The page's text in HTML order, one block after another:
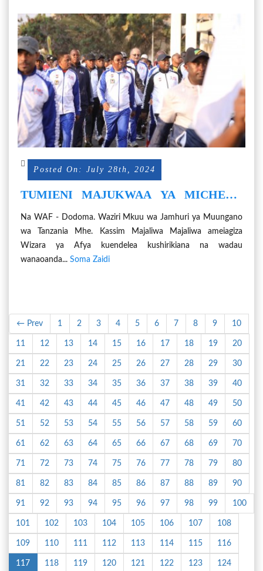
Posted On: July 28th, 2024
TUMIENI MAJUKWAA YA MICHEZO
Na WAF - Dodoma. Waziri Mkuu wa Jamhuri ya Muungano
wa Tanzania Mhe. Kassim Majaliwa Majaliwa ameiagiza
Wizara ya Afya kuendelea kushirikiana na wadau
wanaoanda... Soma Zaidi
← Prev 1 2 3 4 5 6 7 8 9 10
11 12 13 14 15 16 17 18 19 20
21 22 23 24 25 26 27 28 29 30
31 32 33 34 35 36 37 38 39 40
41 42 43 44 45 46 47 48 49 50
51 52 53 54 55 56 57 58 59 60
61 62 63 64 65 66 67 68 69 70
71 72 73 74 75 76 77 78 79 80
81 82 83 84 85 86 87 88 89 90
91 92 93 94 95 96 97 98 99 100
101 102 103 104 105 106 107 108
109 110 111 112 113 114 115 116
117 118 119 120 121 122 123 124